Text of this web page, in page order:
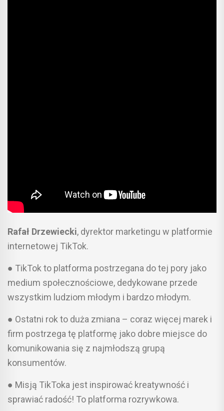
Rafał Drzewiecki, dyrektor marketingu w platformie
internetowej TikTok.
● TikTok to platforma postrzegana do tej pory jako
medium społecznościowe, dedykowane przede
wszystkim ludziom młodym i bardzo młodym.
● Ostatni rok to duża zmiana – coraz więcej marek i
firm postrzega tę platformę jako dobre miejsce do
komunikowania się z najmłodszą grupą
konsumentów.
● Misją TikToka jest inspirować kreatywność i
sprawiać radość! To platforma rozrywkowa.